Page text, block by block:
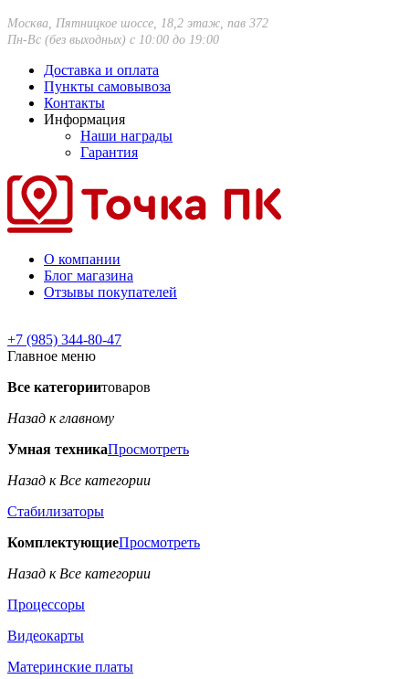
Москва, Пятницкое шоссе, 18,2 этаж, пав 372
Пн-Вс (без выходных) с 10:00 до 19:00
Доставка и оплата
Пункты самовывоза
Контакты
Информация
Наши награды
Гарантия
О компании
Блог магазина
Отзывы покупателей
+7 (985) 344-80-47
Главное меню
Все категориитоваров
Назад к главному
Умная техникаПросмотреть
Назад к Все категории
Стабилизаторы
КомплектующиеПросмотреть
Назад к Все категории
Процессоры
Видеокарты
Материнские платы